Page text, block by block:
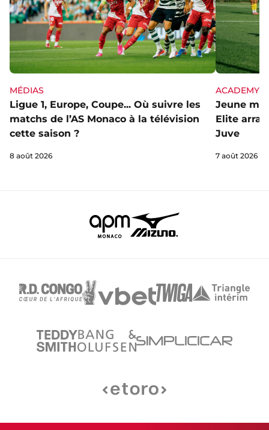
MÉDIAS
Ligue 1, Europe, Coupe... Où suivre les
matchs de l’AS Monaco à la télévision
cette saison ?
8 août 2026
ACADEMY
Jeune
Elite
Juve
7 août 2026